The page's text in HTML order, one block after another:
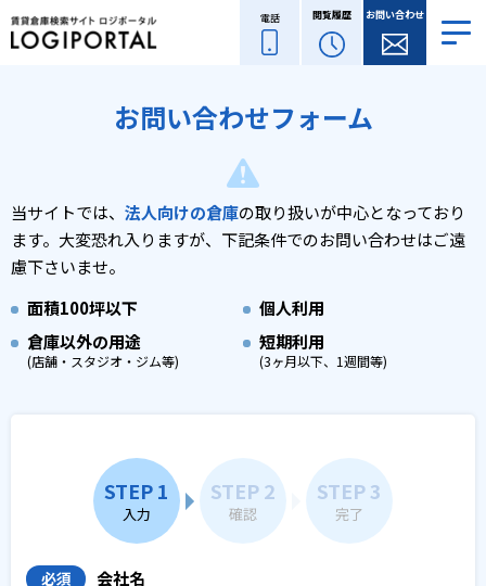
電話 閲覧履歴 お問い合わせ
お問い合わせフォーム
当サイトでは、 法人向けの倉庫の取り扱いが中心となっており
ます。 大変恐れ入りますが、下記条件でのお問い合わせはご遠
慮下さいませ。
面積100坪以下
個人利用
倉庫以外の用途
(店舗・スタジオ・ジム等)
短期利用
(3ヶ月以下、1週間等)
STEP 1
入力
STEP 2
確認
STEP 3
完了
必須 会社名